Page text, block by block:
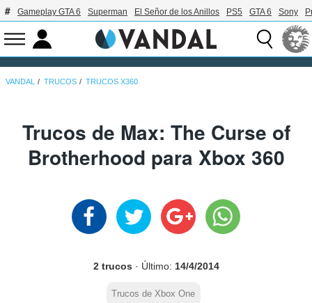
Gameplay GTA 6 Superman El Señor de los Anillos PS5 GTA 6 Sony
VANDAL TRUCOS TRUCOS X360
Trucos de Max: The Curse of
Brotherhood para Xbox 360
2 trucos · Último: 14/4/2014
Trucos de Xbox One